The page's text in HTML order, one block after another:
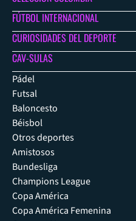
FÚTBOL INTERNACIONAL
CURIOSIDADES DEL DEPORTE
CAV-SULAS
Pádel
Futsal
Baloncesto
Béisbol
Otros deportes
Amistosos
Bundesliga
Champions League
Copa América
Copa América Femenina